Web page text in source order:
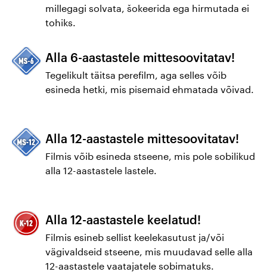
Artišokk ahvatleb
millegagi solvata, šokeerida ega hirmutada ei
tohiks.
Alla 6-aastastele mittesoovitatav!
Tegelikult täitsa perefilm, aga selles võib
esineda hetki, mis pisemaid ehmatada võivad.
Alla 12-aastastele mittesoovitatav!
Filmis võib esineda stseene, mis pole sobilikud
alla 12-aastastele lastele.
Alla 12-aastastele keelatud!
Filmis esineb sellist keelekasutust ja/või
vägivaldseid stseene, mis muudavad selle alla
12-aastastele vaatajatele sobimatuks.